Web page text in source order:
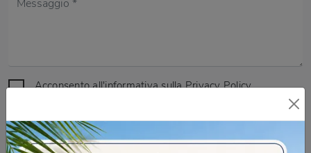
Acconsento all'informativa sullaPrivacy Policy
DOMANDA DI SICUREZZA
Scrivere la parola "Fragole" al singolare